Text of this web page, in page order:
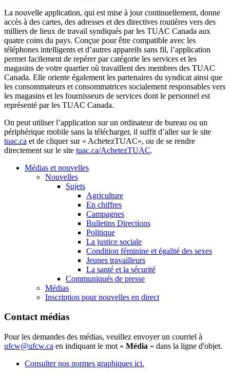
La nouvelle application, qui est mise à jourcontinuellement, donne
accès à des cartes, des adresses et des directives routières vers des
milliers de lieux de travail syndiqués par les TUAC Canada aux
quatre coins du pays. Conçue pourêtre compatible avec les
téléphones intelligents et d’autres appareils sans fil, l’application
permet facilement de repérerparcatégorie les services et les
magasins de votre quartier où travaillent des membres des TUAC
Canada. Elle oriente également les partenaires du syndicat ainsi que
les consommateurs et consommatrices socialement responsables vers
les magasins et les fournisseurs de services dont le personnel est
représenté par les TUAC Canada.
On peut utiliser l’application surun ordinateurde bureau ou un
périphérique mobile sans la télécharger, il suffit d’aller surle site
tuac.ca et de cliquer sur« AchetezTUAC», ou de se rendre
directement surle site tuac.ca/AchetezTUAC.
Médias et nouvelles
Nouvelles
Sujets
Agriculture
En chiffres
Campagnes
Bulletins Directions
Politique
La justice sociale
Condition féminine et égalité des sexes
Jeunes travailleurs
La santé et la sécurité
Communiqués de presse
Médias
Inscription pour nouvelles en direct
Contact médias
Pour les demandes des médias, veuillez envoyer un courriel à
ufcw@ufcw.ca en indiquant le mot « Média » dans la ligne d'objet.
Consulter nos normes graphiques ici.